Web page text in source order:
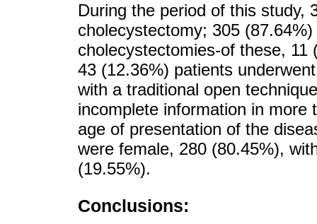
During the period of this study,
cholecystectomy; 305
cholecystectomies-of these,
43 (12.36%) patients
with a traditional open
incomplete information in more
age of presentation of the
were female, 280 (80.45%),
(19.55%).
Conclusions: